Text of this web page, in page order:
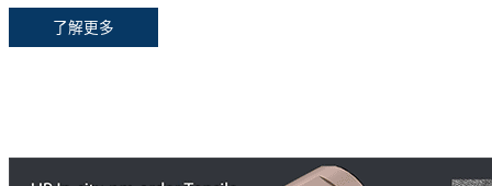
了解更多